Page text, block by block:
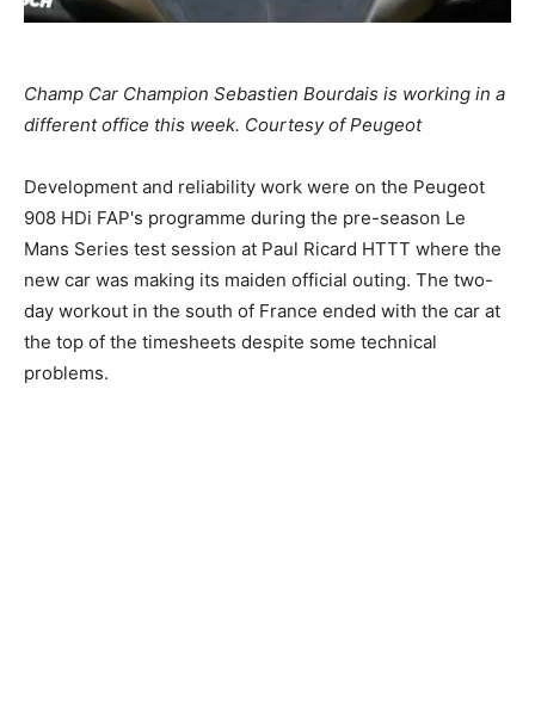
Champ Car Champion Sebastien Bourdais is working in a
different office this week. Courtesy of Peugeot
Development and reliability work were on the Peugeot
908 HDi FAP's programme during the pre-season Le
Mans Series test session at Paul Ricard HTTT where the
new car was making its maiden official outing. The two-
day workout in the south of France ended with the car at
the top of the timesheets despite some technical
problems.